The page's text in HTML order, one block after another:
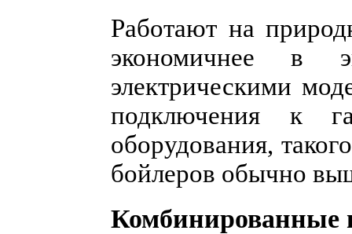
Работают на
экономичнее в
электрическими
подключения к
оборудования,
бойлеров обычно
Комбинированные